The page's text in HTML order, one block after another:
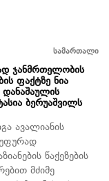
სამართალი
ჯანმრთელობის
ფაქტზე ნია
დანაშაულის
ბერუაშვილს
ავალიანის
წაქეზების
მძიმე